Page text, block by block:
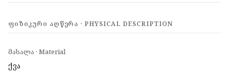
ᲤᲘᲖᲘᲙᲣᲠᲘ ᲐᲦᲬᲔᲠᲐ · PHYSICAL DESCRIPTION
მასალა · Material
ქვა